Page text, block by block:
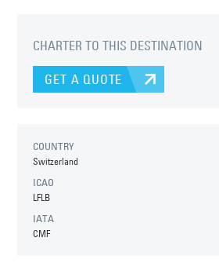
CHARTER TO THIS DESTINATION
GET A QUOTE
COUNTRY
Switzerland
ICAO
LFLB
IATA
CMF